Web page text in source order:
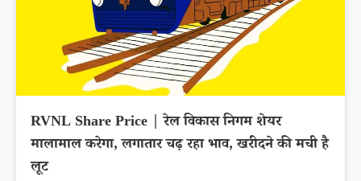
RVNL Share Price | रेल विकास निगम शेयर
मालामाल करेगा, लगातार चढ़ रहा भाव, खरीदने की मची है
लूट